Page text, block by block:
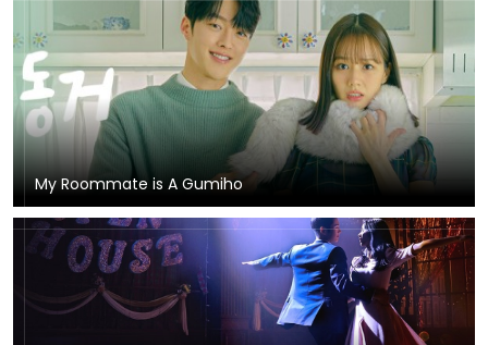
My Roommate is A Gumiho